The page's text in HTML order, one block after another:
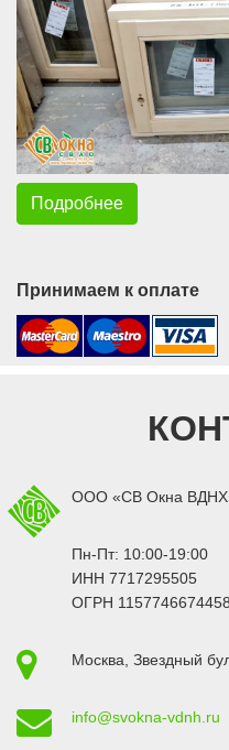
Подробнее
Принимаем к оплате
ООО «СВ Окна
Пн-Пт: 10:00-19:00
ИНН 7717295505
ОГРН 1157746674458
Москва Звездный
info@svokna-vdnh.ru